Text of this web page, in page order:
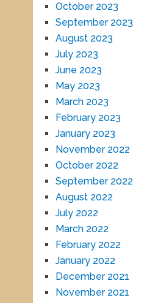
October 2023
September 2023
August 2023
July 2023
June 2023
May 2023
March 2023
February 2023
January 2023
November 2022
October 2022
September 2022
August 2022
July 2022
March 2022
February 2022
January 2022
December 2021
November 2021